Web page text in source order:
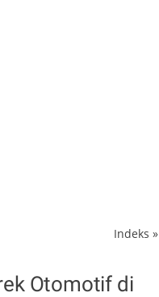
Indeks »
Otomotif di